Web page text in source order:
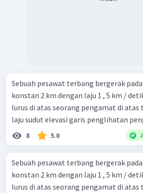
Sebuah pesawat terbang bergerak
konstan 2 km dengan laju 1 , 5 km /
lurus di atas seorang pengamat di atas
laju sudut elevasi garis penglihatan
8 5.0
Sebuah pesawat terbang bergerak
konstan 2 km dengan laju 1 , 5 km /
lurus di atas seorang pengamat di atas